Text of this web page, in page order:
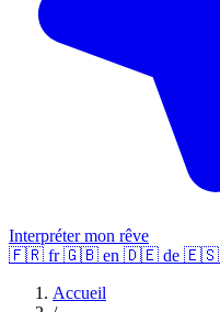
Interpréter mon rêve
🇫🇷 fr 🇬🇧 en 🇩🇪 de 🇪🇸
Accueil